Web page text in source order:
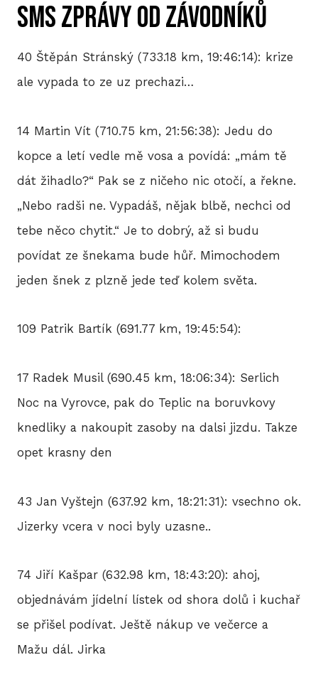
SMS zprávy od závodníků
40 Štěpán Stránský (733.18 km, 19:46:14): krize
ale vypada to ze uz prechazi…
14 Martin Vít (710.75 km, 21:56:38): Jedu do
kopce a letí vedle mě vosa a povídá: „mám tě
dát žihadlo?“ Pak se z ničeho nic otočí, a řekne.
„Nebo radši ne. Vypadáš, nějak blbě, nechci od
tebe něco chytit.“ Je to dobrý, až si budu
povídat ze šnekama bude hůř. Mimochodem
jeden šnek z plzně jede teď kolem světa.
109 Patrik Bartík (691.77 km, 19:45:54):
17 Radek Musil (690.45 km, 18:06:34): Serlich
Noc na Vyrovce, pak do Teplic na boruvkovy
knedliky a nakoupit zasoby na dalsi jizdu. Takze
opet krasny den
43 Jan Vyštejn (637.92 km, 18:21:31): vsechno ok.
Jizerky vcera v noci byly uzasne..
74 Jiří Kašpar (632.98 km, 18:43:20): ahoj,
objednávám jídelní lístek od shora dolů i kuchař
se přišel podívat. Ještě nákup ve večerce a
Mažu dál. Jirka